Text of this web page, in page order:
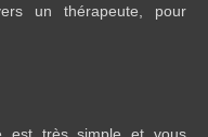
un thérapeute, pour